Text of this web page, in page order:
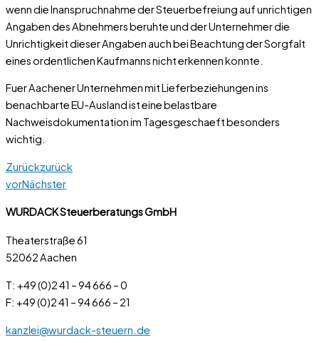
wenn die Inanspruchnahme der Steuerbefreiung auf unrichtigen
Angaben des Abnehmers beruhte und der Unternehmer die
Unrichtigkeit dieser Angaben auch bei Beachtung der Sorgfalt
eines ordentlichen Kaufmanns nicht erkennen konnte.
Fuer Aachener Unternehmen mit Lieferbeziehungen ins
benachbarte EU-Ausland ist eine belastbare
Nachweisdokumentation im Tagesgeschaeft besonders
wichtig.
Zurückzurück
vorNächster
WURDACK Steuerberatungs GmbH
Theaterstraße 61
52062 Aachen
T: +49 (0)2 41 – 94 666 – 0
F: +49 (0)2 41 – 94 666 – 21
kanzlei@wurdack-steuern.de